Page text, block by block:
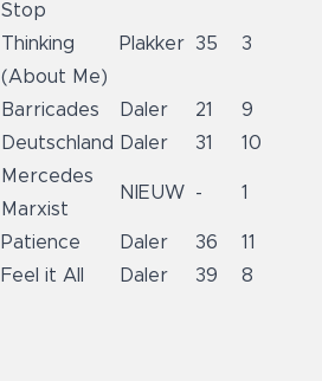
Stop
Thinking
(About Me)
Plakker 35 3
Barricades Daler 21
9
Deutschland Daler 31 10
Mercedes
Marxist
NIEUW - 1
Patience Daler 36
11
Feel it All Daler 39 8